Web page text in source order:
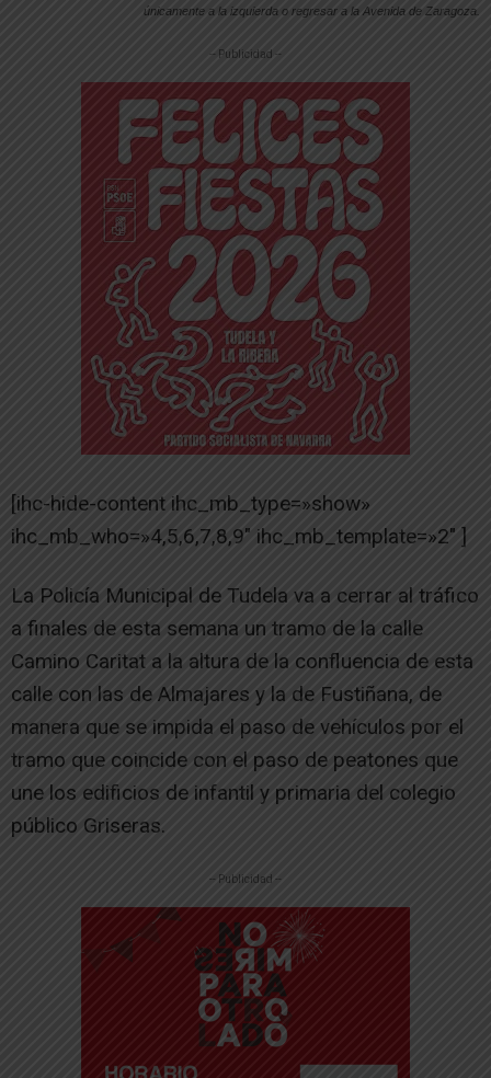
únicamente a la izquierda o regresar a la Avenida de Zaragoza.
-- Publicidad --
[ihc-hide-content ihc_mb_type=»show»
ihc_mb_who=»4,5,6,7,8,9″ ihc_mb_template=»2″ ]
La Policía Municipal de Tudela va a cerrar al tráfico
a finales de esta semana un tramo de la calle
Camino Caritat a la altura de la confluencia de esta
calle con las de Almajares y la de Fustiñana, de
manera que se impida el paso de vehículos por el
tramo que coincide con el paso de peatones que
une los edificios de infantil y primaria del colegio
público Griseras.
-- Publicidad --